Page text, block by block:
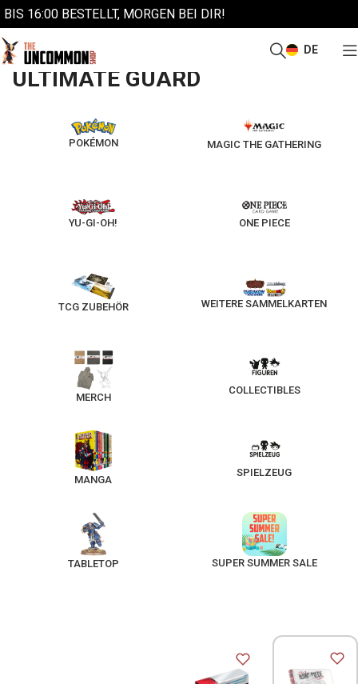
BIS 16:00 BESTELLT, MORGEN BEI DIR!
DE
Start/Ultimate Guard
ULTIMATE GUARD
POKÉMON MAGIC THE GATHERING
YU-GI-OH! ONE PIECE
TCG ZUBEHÖR WEITERE SAMMELKARTEN
MERCH
COLLECTIBLES
MANGA
SPIELZEUG
TABLETOP SUPER SUMMER SALE